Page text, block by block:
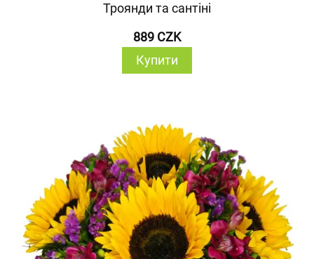
Троянди та сантіні
889 CZK
Купити